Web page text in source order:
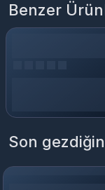
Benzer
Son